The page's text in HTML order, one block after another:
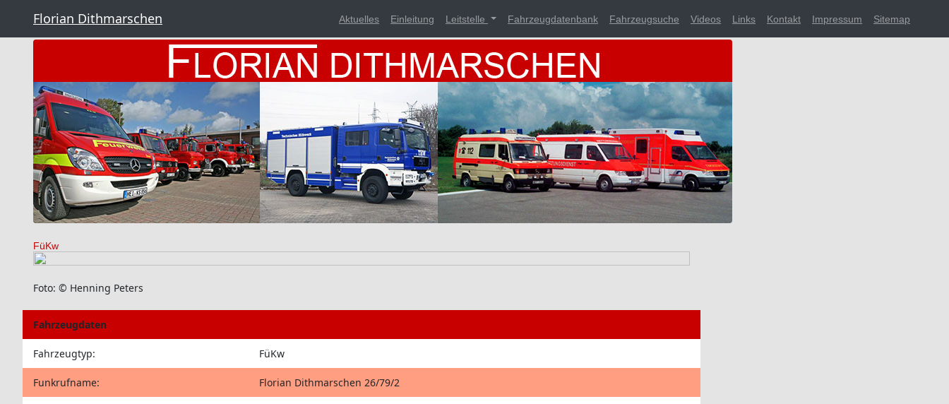
Florian Dithmarschen Aktuelles Einleitung Leitstelle Fahrzeugdatenbank Fahrzeugsuche Videos Links Kontakt Impressum Sitemap
FüKw
Foto: © Henning Peters
Fahrzeugdaten
Fahrzeugtyp: FüKw
Funkrufname: Florian Dithmarschen 26/79/2